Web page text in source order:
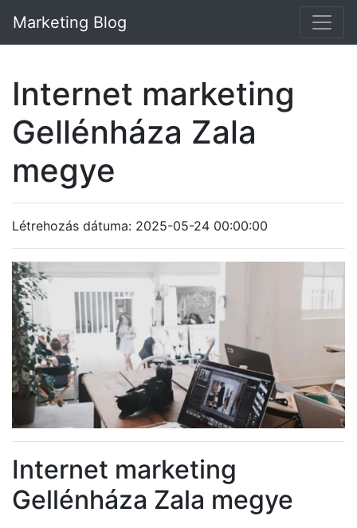
Marketing Blog
Internet marketing
Gellénháza Zala
megye
Létrehozás dátuma: 2025-05-24 00:00:00
Internet marketing
Gellénháza Zala megye